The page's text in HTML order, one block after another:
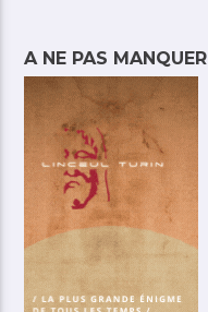
A NE PAS MANQUER